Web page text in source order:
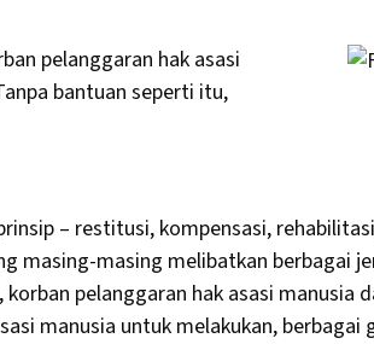
pelanggaran hak asasi
bantuan seperti itu,
– restitusi, kompensasi,
masing-masing melibatkan berbagai
pelanggaran hak asasi manusia
manusia untuk melakukan, berbagai